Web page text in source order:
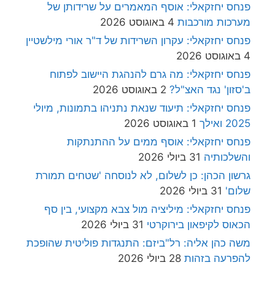
פנחס יחזקאלי: אוסף המאמרים על שרידותן של
מערכות מורכבות 4 באוגוסט 2026
פנחס יחזקאלי: עקרון השרידות של ד"ר אורי מילשטיין
4 באוגוסט 2026
פנחס יחזקאלי: מה גרם להנהגת היישוב לפתוח
ב'סזון' נגד האצ"ל? 2 באוגוסט 2026
פנחס יחזקאלי: תיעוד שנאת נתניהו בתמונות, מיולי
2025 ואילך
1 באוגוסט 2026
פנחס יחזקאלי: אוסף ממים על ההתנתקות
והשלכותיה 31 ביולי 2026
גרשון הכהן: כן לשלום, לא לנוסחה 'שטחים תמורת
שלום' 31 ביולי 2026
פנחס יחזקאלי: מיליציה מול צבא מקצועי, בין סף
הכאוס לקיפאון בירוקרטי 31 ביולי 2026
משה כהן אליה: רל"ביזם: התנגדות פוליטית שהופכת
להפרעה בזהות 28 ביולי 2026